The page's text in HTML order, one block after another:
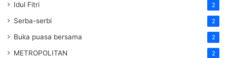
Idul Fitri 2
Serba-serbi 2
Buka puasa bersama 2
METROPOLITAN 2